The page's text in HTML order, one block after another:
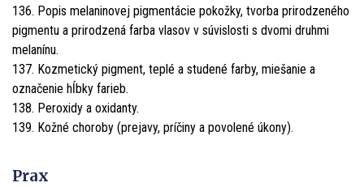
136. Popis melaninovej pigmentácie pokožky, tvorba prirodzeného
pigmentu a prirodzená farba vlasov v súvislosti s dvomi druhmi
melanínu.
137. Kozmetický pigment, teplé a studené farby, miešanie a
označenie hĺbky farieb.
138. Peroxidy a oxidanty.
139. Kožné choroby (prejavy, príčiny a povolené úkony).
Prax